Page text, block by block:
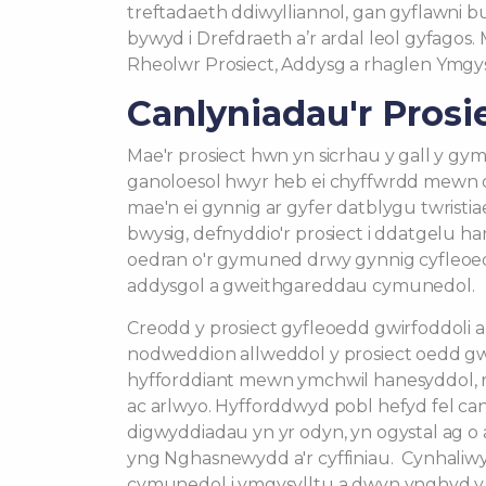
treftadaeth ddiwylliannol, gan gyflawni
bywyd i Drefdraeth a’r ardal leol
Rheolwr Prosiect, Addysg a rhaglen
Canlyniadau'r
Mae'r prosiect hwn yn sicrhau y gall y
ganoloesol hwyr heb ei chyffwrdd
mae'n ei gynnig ar gyfer datblygu
bwysig, defnyddio'r prosiect i ddatgelu
oedran o'r gymuned drwy gynnig
addysgol a gweithgareddau cymunedol.
Creodd y prosiect gyfleoedd gwirfoddoli
nodweddion allweddol y prosiect oedd
hyfforddiant mewn ymchwil
ac arlwyo. Hyfforddwyd pobl hefyd fel
digwyddiadau yn yr odyn, yn ogystal ag
yng Nghasnewydd a'r cyffiniau.